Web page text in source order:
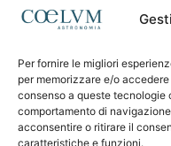
Per fornire le migliori
per memorizzare e/o
consenso a queste tecnologie
comportamento di
acconsentire o ritirare il
caratteristiche e funzioni.
Contattaci: